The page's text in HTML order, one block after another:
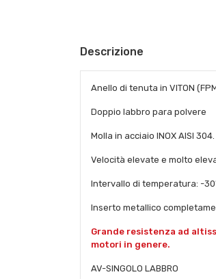
Descrizione
Anello di tenuta in VITON
Doppio labbro para polvere
Molla in acciaio INOX AISI 304.
Velocità elevate e molto
Intervallo di temperatura: -
Inserto metallico
Grande resistenza ad
motori in genere.
AV-SINGOLO LABBRO